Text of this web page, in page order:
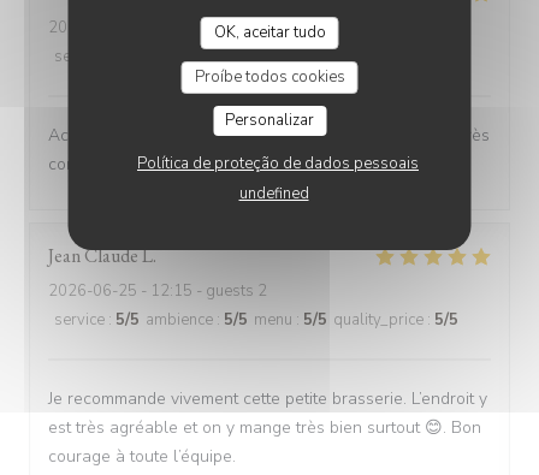
OK, aceitar tudo
Proíbe todos cookies
Personalizar
Política de proteção de dados pessoais
undefined
2026-06-26
- 12:30 - guests 6
service
ambience:5/5 menu:5/5 quality_price
Accueil chaleureux service au top rapport qualité prix très
correct
Jean ClaudeL
2026-06-25 - 12:15 - guests 2
service : 5/5 ambience : 5/5 menu : 5/5 quality_price : 5/5
Je recommande vivement cette petite brasserie. L’endroit y
est très agréable et on y mange très bien surtout 😊. Bon
courage à toute l’équipe.